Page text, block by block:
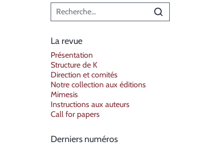
Menu principal
La revue
Présentation
Structure de K
Direction et comités
Notre collection aux éditions
Mimesis
Instructions aux auteurs
Call for papers
Derniers numéros